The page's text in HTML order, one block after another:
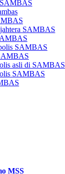
SAMBAS
SAMBAS
asli di SAMBAS
SAMBAS
MSS